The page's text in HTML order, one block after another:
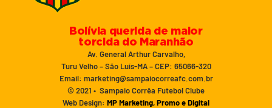
Bolívia querida de maior
torcida do Maranhão
Av. General Arthur Carvalho,
Turu Velho – São Luís-MA – CEP: 65066-320
Email: marketing@sampaiocorreafc.com.br
© 2021 • Sampaio Corrêa Futebol Clube
Web Design: MP Marketing, Promo e Digital